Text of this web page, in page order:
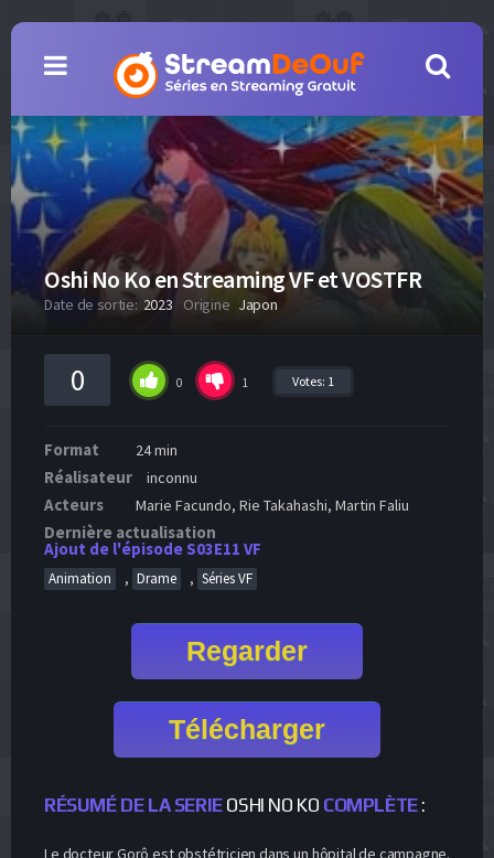
Oshi No Ko en Streaming VF et VOSTFR
Date de sortie: 2023 Origine Japon
0 0 1 Votes: 1
Format 24 min
Réalisateur inconnu
Acteurs Marie Facundo, Rie Takahashi, Martin Faliu
Dernière actualisation
Ajout de l'épisode S03E11 VF
Animation , Drame , Séries VF
Regarder
Télécharger
RÉSUMÉ DE LA SERIEOSHI NO KO COMPLÈTE:
Le docteur Gorô est obstétricien dans un hôpital de campagne.